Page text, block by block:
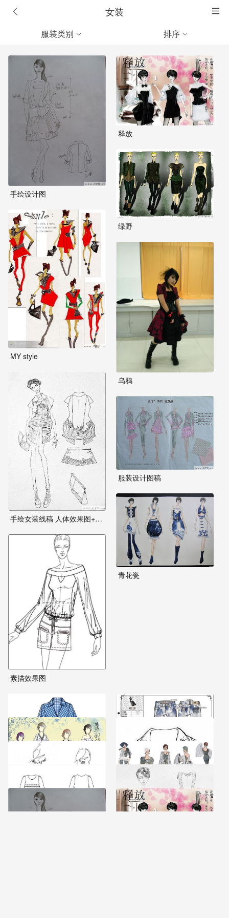
女装
服装类别  排序 
手绘设计图
释放
绿野
MY style
乌鸦
手绘女装线稿 人体效果图+衣服款式图
服装设计图稿
青花瓷
素描效果图
中袖连衣裙
王君作品
海市蜃楼